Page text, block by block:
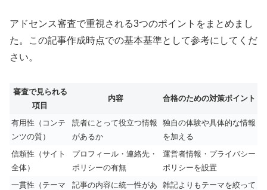
アドセンス審査で重視される3つのポイントをまとめまし
た。この記事作成時点での基本基準として参考にしてくだ
さい。
審査で見られる
項目
内容 合格のための対策ポイント
有用性（コンテ
ンツの質）
読者にとって役立つ情報
があるか
独自の体験や具体的な情報
を加える
信頼性（サイト
全体）
プロフィール・連絡先・
ポリシーの有無
運営者情報・プライバシー
ポリシーを設置
一貫性（テーマ
記事の内容に統一性があ
雑記よりもテーマを絞って